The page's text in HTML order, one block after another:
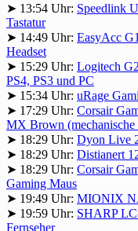
➤ 13:54 Uhr: Speedlink
Tastatur
➤ 14:49 Uhr: EasyAcc
Headset
➤ 15:29 Uhr: Logitech
PS4, PS3 und PC
➤ 15:34 Uhr: uRage
➤ 17:29 Uhr: Corsair
MX Brown (mechanische
➤ 18:29 Uhr: Dyon Live
➤ 18:29 Uhr: Distianert
➤ 18:29 Uhr: Corsair
Gaming Maus
➤ 19:49 Uhr: MIONIX
➤ 19:59 Uhr: SHARP
Fernseher